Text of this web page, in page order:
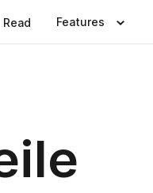
Read Features